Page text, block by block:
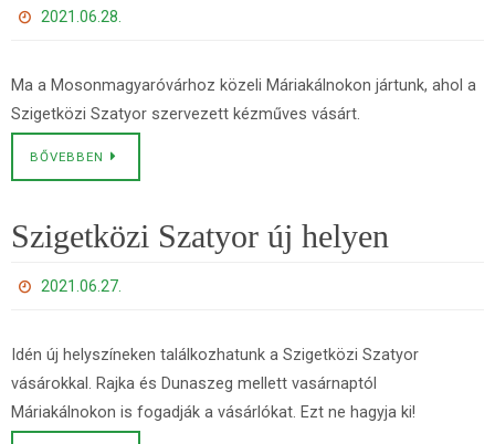
2021.06.28.
Ma a Mosonmagyaróvárhoz közeli Máriakálnokon jártunk, ahol a
Szigetközi Szatyor szervezett kézműves vásárt.
BŐVEBBEN
Szigetközi Szatyor új helyen
2021.06.27.
Idén új helyszíneken találkozhatunk a Szigetközi Szatyor
vásárokkal. Rajka és Dunaszeg mellett vasárnaptól
Máriakálnokon is fogadják a vásárlókat. Ezt ne hagyja ki!